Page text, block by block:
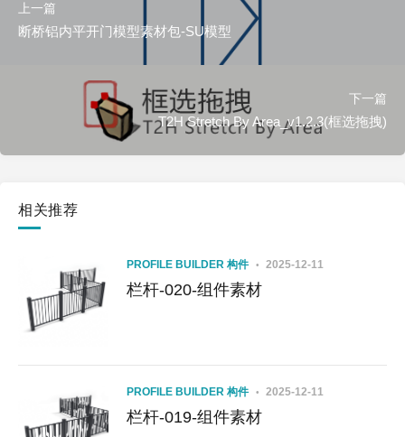
上一篇
断桥铝内平开门模型素材包-SU模型
下一篇
T2H Stretch By Area_v1.2.3(框选拖拽)
相关推荐
PROFILE BUILDER 构件 2025-12-11
栏杆-020-组件素材
PROFILE BUILDER 构件 2025-12-11
栏杆-019-组件素材